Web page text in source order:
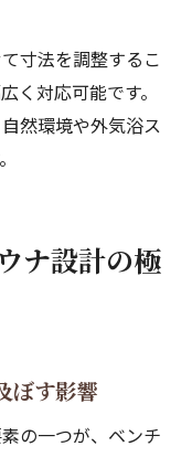
寸法を調整するこ
く対応可能です。
然環境や外気浴ス
ナ設計の極
ぼす影響
の一つが、ベンチ